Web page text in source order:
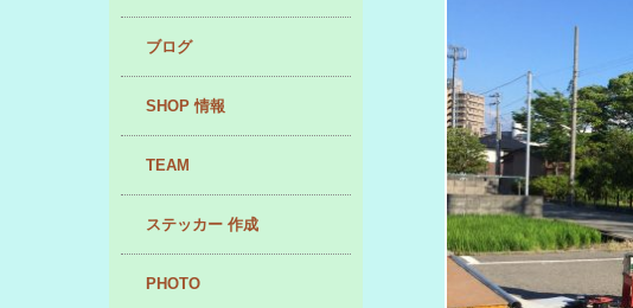
ブログ
SHOP 情報
TEAM
ステッカー 作成
PHOTO